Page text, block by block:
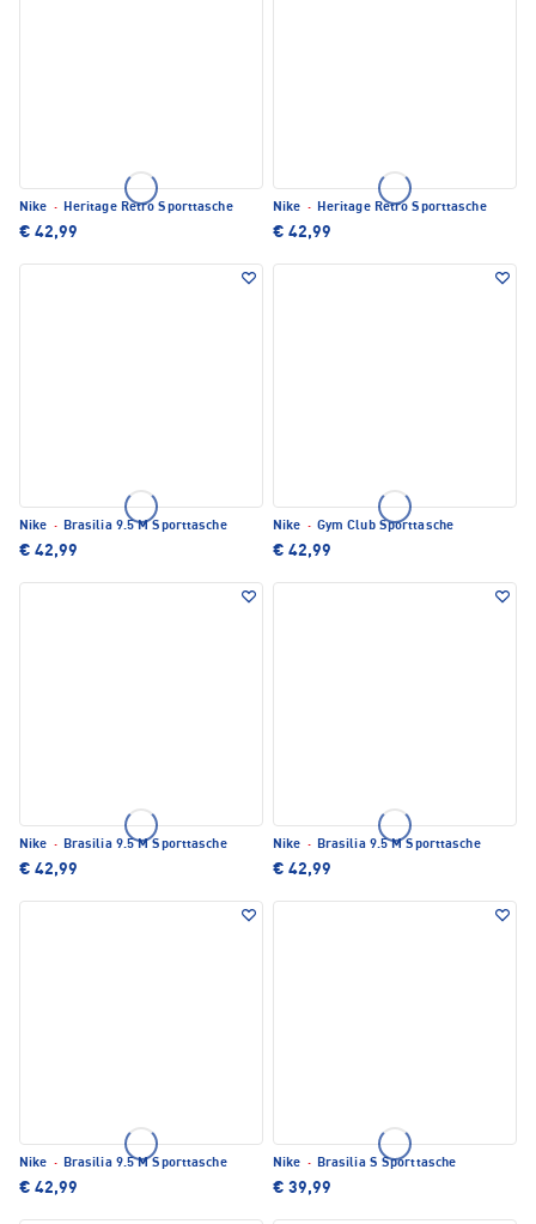
Nike · Heritage Retro Sporttasche
€ 42,99
Nike · Heritage Retro Sporttasche
€ 42,99
Nike · Brasilia 9.5 M Sporttasche
€ 42,99
Nike · Gym Club Sporttasche
€ 42,99
Nike · Brasilia 9.5 M Sporttasche
€ 42,99
Nike · Brasilia 9.5 M Sporttasche
€ 42,99
Nike · Brasilia 9.5 M Sporttasche
€ 42,99
Nike · Brasilia S Sporttasche
€ 39,99